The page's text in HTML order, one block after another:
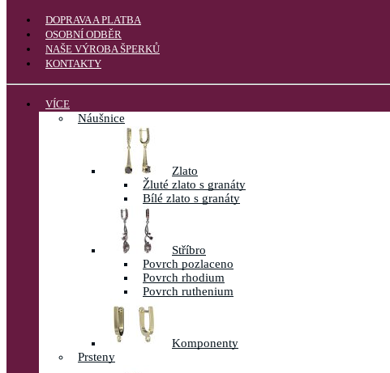
DOPRAVA A PLATBA
OSOBNÍ ODBĚR
NAŠE VÝROBA ŠPERKŮ
KONTAKTY
VÍCE
Náušnice
Zlato
Žluté zlato s granáty
Bílé zlato s granáty
Stříbro
Povrch pozlaceno
Povrch rhodium
Povrch ruthenium
Komponenty
Prsteny